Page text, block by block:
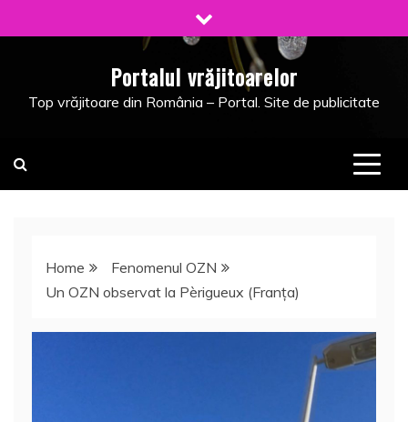
to
Portalul vrăjitoarelor
Top vrăjitoare din România – Portal. Site de publicitate
Home
Fenomenul OZN
Un OZN observat la Pèrigueux (Franţa)